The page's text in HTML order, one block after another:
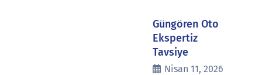
Güngören Oto
Ekspertiz
Tavsiye
Nisan 11, 2026